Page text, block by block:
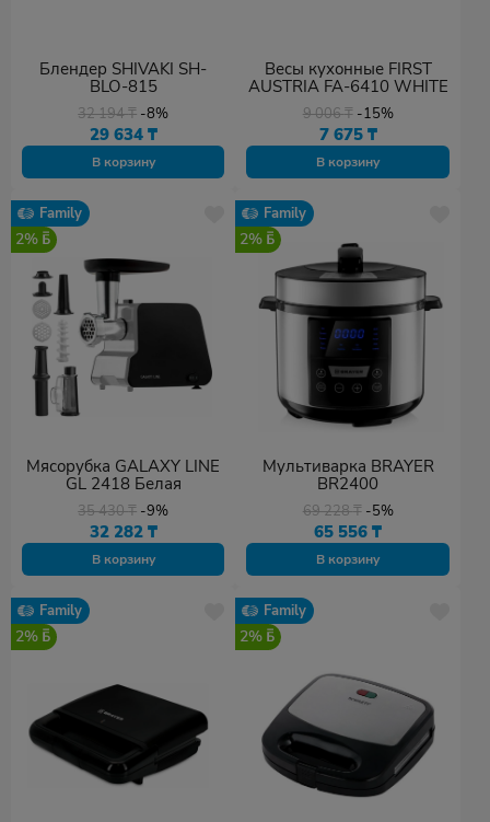
Блендер SHIVAKI SH-
BLO-815
32 194₸ -8%
29 634 ₸
В корзину
Весы кухонные FIRST
AUSTRIA FA-6410 WHITE
9 006₸ -15%
7 675 ₸
В корзину
Family
2%
Мясорубка GALAXY LINE
GL 2418 Белая
35 430₸ -9%
32 282 ₸
В корзину
Family
2%
Мультиварка BRAYER
BR2400
69 228₸ -5%
65 556₸
В корзину
Family
2%
Family
2%